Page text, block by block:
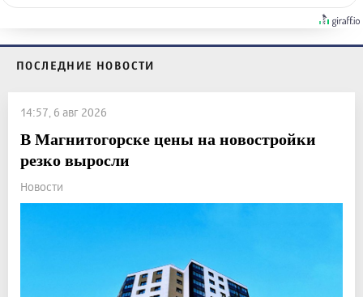
ПОСЛЕДНИЕ НОВОСТИ
14:57, 6 авг 2026
В Магнитогорске цены на новостройки
резко выросли
Новости